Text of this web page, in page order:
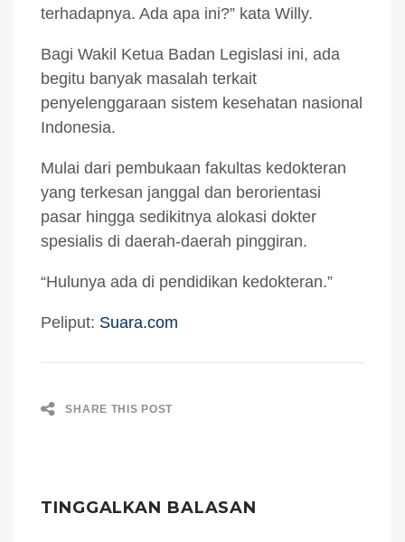
terhadapnya. Ada apa ini?” kata Willy.
Bagi Wakil Ketua Badan Legislasi ini, ada
begitu banyak masalah terkait
penyelenggaraan sistem kesehatan nasional
Indonesia.
Mulai dari pembukaan fakultas kedokteran
yang terkesan janggal dan berorientasi
pasar hingga sedikitnya alokasi dokter
spesialis di daerah-daerah pinggiran.
“Hulunya ada di pendidikan kedokteran.”
Peliput: Suara.com
SHARE THIS POST
TINGGALKAN BALASAN